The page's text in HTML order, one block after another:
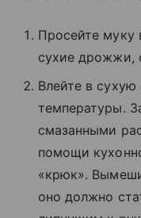
Просейте муку
сухие дрожжи,
Влейте в
температуры.
смазанными
помощи
«крюк».
оно должно